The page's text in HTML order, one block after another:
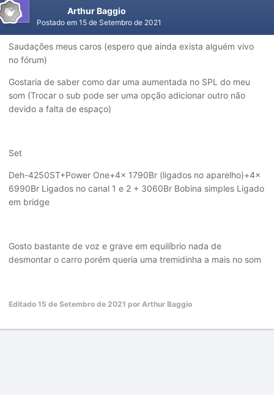
Arthur Baggio
Postado em 15 de Setembro de 2021
Saudações meus caros (espero que ainda exista alguém vivo
no fórum)
Gostaria de saber como dar uma aumentada no SPL do meu
som (Trocar o sub pode ser uma opção adicionar outro não
devido a falta de espaço)
Set
Deh-4250ST+Power One+4x 1790Br (ligados no aparelho)+4x
6990Br Ligados no canal 1 e 2 + 3060Br Bobina simples Ligado
em bridge
Gosto bastante de voz e grave em equilíbrio nada de
desmontar o carro porém queria uma tremidinha a mais no som
Editado 15 de Setembro de 2021 por Arthur Baggio